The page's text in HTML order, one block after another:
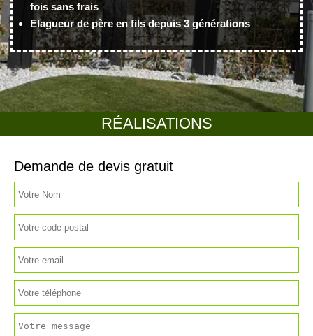
RÉALISATIONS
fois sans frais
Elagueur de père en fils depuis 3 générations
Demande de devis gratuit